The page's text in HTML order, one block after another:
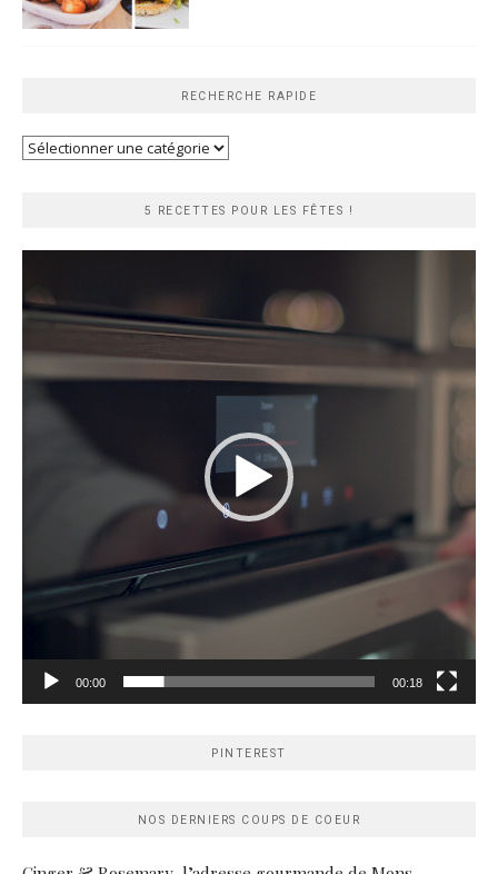
RECHERCHE RAPIDE
Recherche
5 RECETTES POUR LES FÊTES !
00:00 00:18
PINTEREST
NOS DERNIERS COUPS DE COEUR